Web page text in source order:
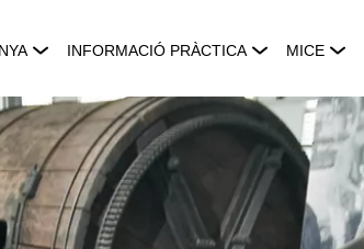
INFORMACIÓ PRÀCTICA MICE